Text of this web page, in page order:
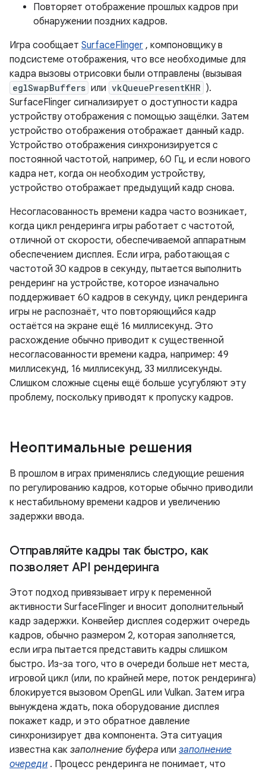
Повторяет отображение прошлых кадров при
обнаружении поздних кадров.
Игра сообщает SurfaceFlinger , компоновщику в
подсистеме отображения, что все необходимые для
кадра вызовы отрисовки были отправлены (вызывая
eglSwapBuffers или vkQueuePresentKHR ).
SurfaceFlinger сигнализирует о доступности кадра
устройству отображения с помощью защёлки. Затем
устройство отображения отображает данный кадр.
Устройство отображения синхронизируется с
постоянной частотой, например, 60 Гц, и если нового
кадра нет, когда он необходим устройству,
устройство отображает предыдущий кадр снова.
Несогласованность времени кадра часто возникает,
когда цикл рендеринга игры работает с частотой,
отличной от скорости, обеспечиваемой аппаратным
обеспечением дисплея. Если игра, работающая с
частотой 30 кадров в секунду, пытается выполнить
рендеринг на устройстве, которое изначально
поддерживает 60 кадров в секунду, цикл рендеринга
игры не распознаёт, что повторяющийся кадр
остаётся на экране ещё 16 миллисекунд. Это
расхождение обычно приводит к существенной
несогласованности времени кадра, например: 49
миллисекунд, 16 миллисекунд, 33 миллисекунды.
Слишком сложные сцены ещё больше усугубляют эту
проблему, поскольку приводят к пропуску кадров.
Неоптимальные решения
В прошлом в играх применялись следующие решения
по регулированию кадров, которые обычно приводили
к нестабильному времени кадров и увеличению
задержки ввода.
Отправляйте кадры так быстро, как
позволяет API рендеринга
Этот подход привязывает игру к переменной
активности SurfaceFlinger и вносит дополнительный
кадр задержки. Конвейер дисплея содержит очередь
кадров, обычно размером 2, которая заполняется,
если игра пытается представить кадры слишком
быстро. Из-за того, что в очереди больше нет места,
игровой цикл (или, по крайней мере, поток рендеринга)
блокируется вызовом OpenGL или Vulkan. Затем игра
вынуждена ждать, пока оборудование дисплея
покажет кадр, и это обратное давление
синхронизирует два компонента. Эта ситуация
известна как заполнение буфера или заполнение
очереди . Процесс рендеринга не понимает, что